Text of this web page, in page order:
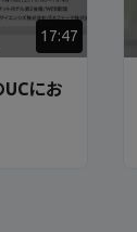
17:47
にお